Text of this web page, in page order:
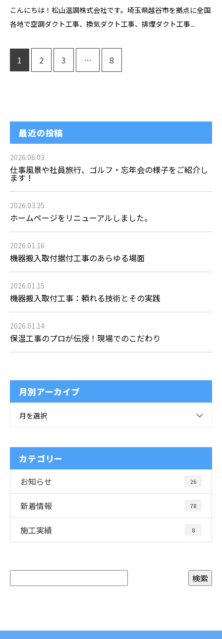
こんにちは！松山温調株式会社です。埼玉県越谷市を拠点に全国
各地で空調ダクト工事、換気ダクト工事、排煙ダクト工事...
1 2 3 … 8
最近の投稿
2026.06.03
仕事風景や社員旅行、ゴルフ・忘年会の様子をご紹介し
ます！
2026.03.25
ホームページをリニューアルしました。
2026.01.16
機器搬入取付据付工事のあらゆる場面
2026.01.15
機器搬入取付工事：頼れる技術とその実践
2026.01.14
保温工事のプロが伝授！現場でのこだわり
月別アーカイブ
月を選択
カテゴリー
お知らせ 26
新着情報 78
施工実績 8